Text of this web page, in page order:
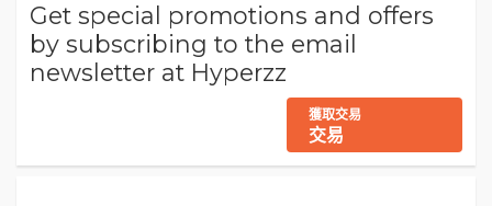
Get special promotions and offers
by subscribing to the email
newsletter at Hyperzz
獲取交易
交易